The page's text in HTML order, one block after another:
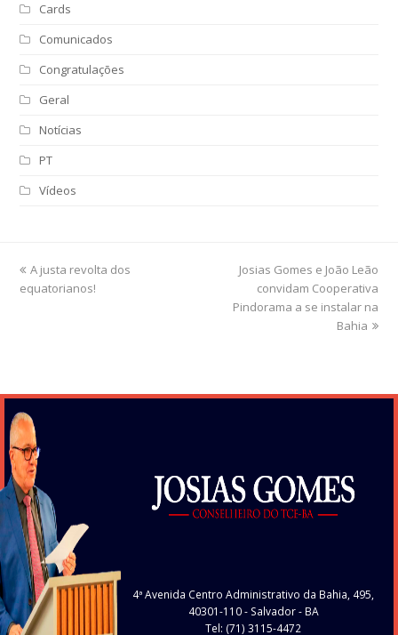
Cards
Comunicados
Congratulações
Geral
Notícias
PT
Vídeos
previous
post:
A justa revolta dos
equatorianos!
next
post:
Josias Gomes e João Leão
convidam Cooperativa
Pindorama a se instalar na
Bahia
4ª Avenida Centro Administrativo da Bahia, 495,
40301-110- Salvador - BA
Tel: (71) 3115-4472